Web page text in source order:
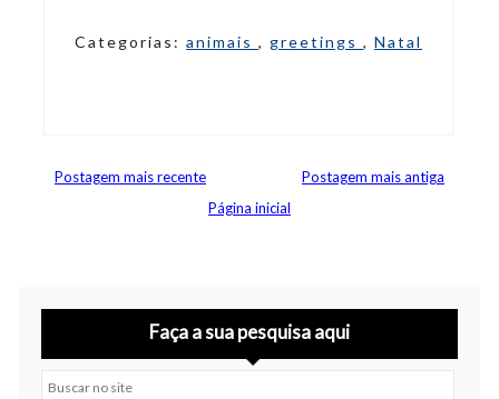
Categorias: animais , greetings , Natal
Postagem mais recente
Postagem mais antiga
Página inicial
Faça a sua pesquisa aqui
Buscar no site